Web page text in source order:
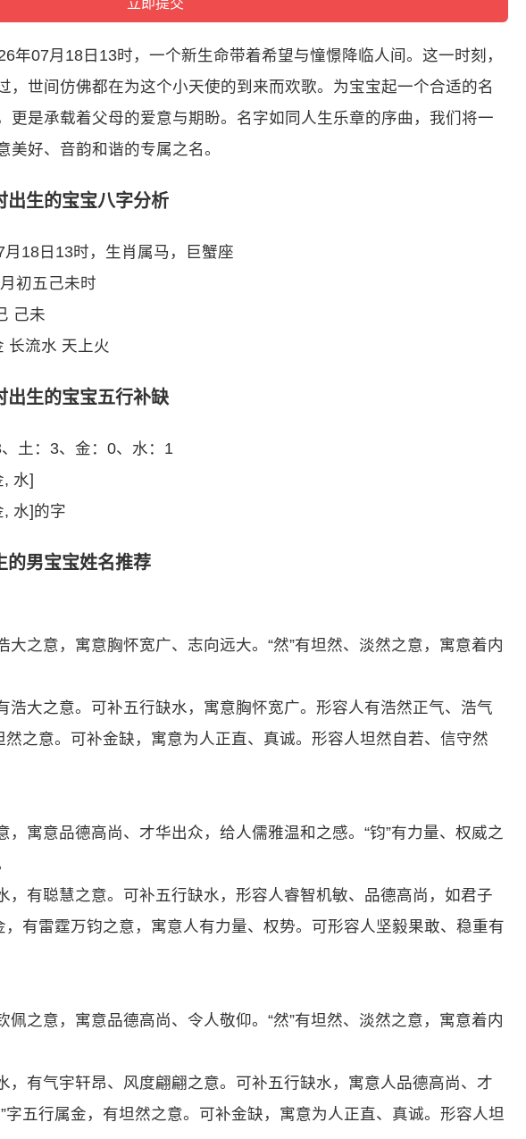
年07月18日13时，一个新生命带着希望与憧憬降临人间。这一时刻，
，世间仿佛都在为这个小天使的到来而欢歌。为宝宝起一个合适的名
更是承载着父母的爱意与期盼。名字如同人生乐章的序曲，我们将一
美好、音韵和谐的专属之名。
出生的宝宝八字分析
月18日13时，生肖属马，巨蟹座
初五己未时
己未
长流水 天上火
出生的宝宝五行补缺
土：3、金：0、水：1
, 水]
, 水]的字
的男宝宝姓名推荐
大之意，寓意胸怀宽广、志向远大。“然”有坦然、淡然之意，寓意着内
浩大之意。可补五行缺水，寓意胸怀宽广。形容人有浩然正气、浩气
然之意。可补金缺，寓意为人正直、真诚。形容人坦然自若、信守然
，寓意品德高尚、才华出众，给人儒雅温和之感。“钧”有力量、权威之
，有聪慧之意。可补五行缺水，形容人睿智机敏、品德高尚，如君子
，有雷霆万钧之意，寓意人有力量、权势。可形容人坚毅果敢、稳重有
佩之意，寓意品德高尚、令人敬仰。“然”有坦然、淡然之意，寓意着内
，有气宇轩昂、风度翩翩之意。可补五行缺水，寓意人品德高尚、才
字五行属金，有坦然之意。可补金缺，寓意为人正直、真诚。形容人坦